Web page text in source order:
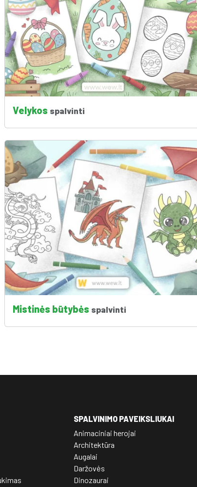
Velykos spalvinti
Mistinės būtybės spalvinti
SPALVINIMO PAVEIKSLIUKAI
Animaciniai herojai
Architektūra
Augalai
Daržovės
Dinozaurai